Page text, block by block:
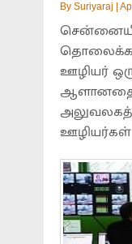
By Suriyaraj
ஊழியர்
ஊழியர்கள்